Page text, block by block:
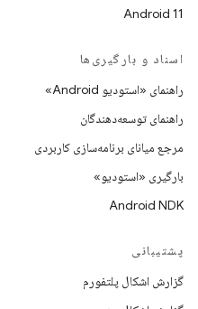
Android 11
اسناد و بارگیری‌ها
راهنمای «استودیو Android»
راهنمای توسعه‌دهندگان
مرجع میانای برنامه‌سازی کاربردی
بارگیری «استودیو»
Android NDK
پشتیبانی
گزارش اشکال پلتفورم